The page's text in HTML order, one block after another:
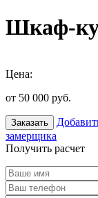
Шкаф-
Цена:
от 50 000 руб.
Заказать
замерщика
Получить расчет